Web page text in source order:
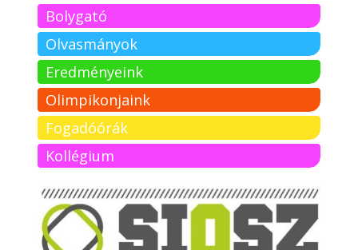
Bolygató
Olvasmányok
Eredményeink
Olimpikonjaink
Fogadóórák
Kollégium